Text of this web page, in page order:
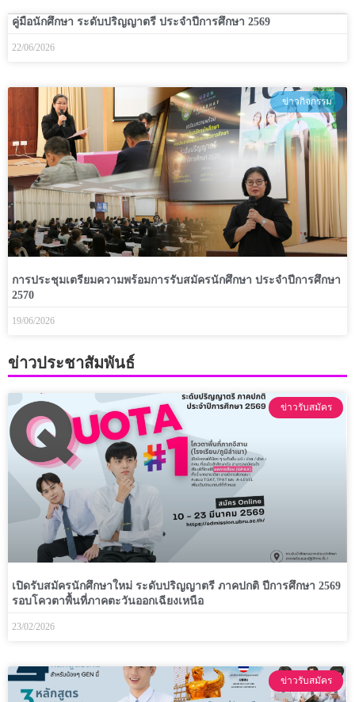
คู่มือนักศึกษา ระดับปริญญาตรี ประจำปีการศึกษา 2569
22/06/2026
ข่าวกิจกรรม
การประชุมเตรียมความพร้อมการรับสมัครนักศึกษา ประจำปีการศึกษา
2570
19/06/2026
ข่าวประชาสัมพันธ์
ข่าวรับสมัคร
เปิดรับสมัครนักศึกษาใหม่ ระดับปริญญาตรี ภาคปกติ ปีการศึกษา 2569
รอบโควตาพื้นที่ภาคตะวันออกเฉียงเหนือ
23/02/2026
ข่าวรับสมัคร